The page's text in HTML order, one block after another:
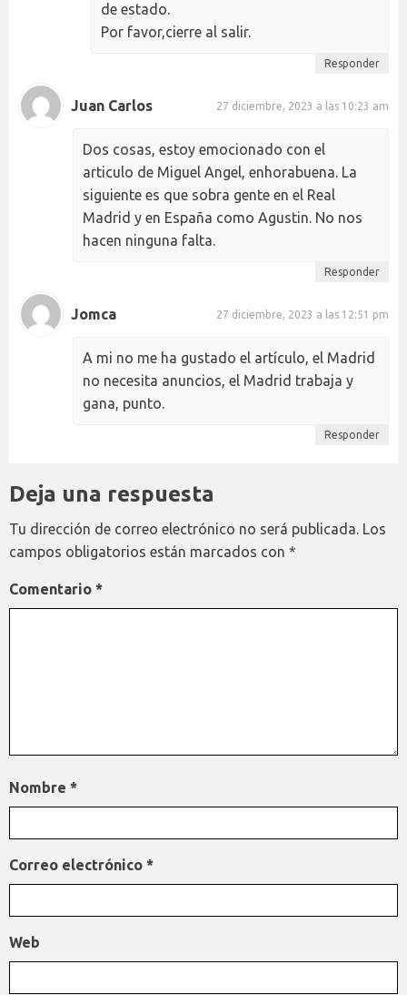
de estado.
Por favor,cierre al salir.
Responder
Juan Carlos 27 diciembre, 2023 a las 10:23 am
Dos cosas, estoy emocionado con el
articulo de Miguel Angel, enhorabuena. La
siguiente es que sobra gente en el Real
Madrid y en España como Agustin. No nos
hacen ninguna falta.
Responder
Jomca 27 diciembre, 2023 a las 12:51 pm
A mi no me ha gustado el artículo, el Madrid
no necesita anuncios, el Madrid trabaja y
gana, punto.
Responder
Deja una respuesta
Tu dirección de correo electrónico no será publicada. Los
campos obligatorios están marcados con *
Comentario *
Nombre *
Correo electrónico *
Web